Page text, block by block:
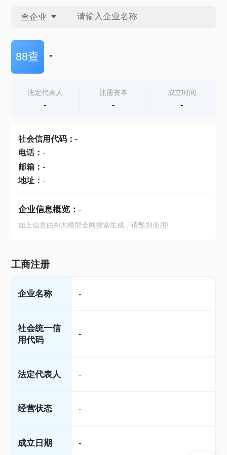
查企业
查企业
查产地
88查 -
法定代表人
-
注册资本
-
成立时间
-
社会信用代码： -
电话： -
邮箱： -
地址： -
企业信息概览： -
如上信息由AI大模型全网搜索生成，请甄别使用!
工商注册
企业名称 -
社会统一信
用代码
-
法定代表人 -
经营状态 -
成立日期 -